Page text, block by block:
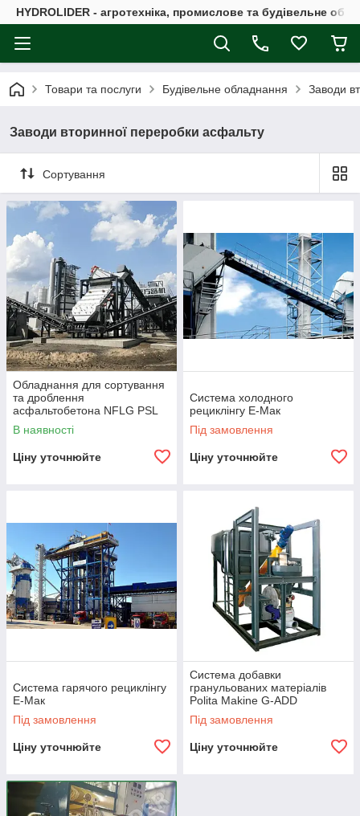
HYDROLIDER - агротехніка, промислове та будівельне
Товари та послуги Будівельне обладнання Заводи
Заводи вторинної переробки асфальту
Сортування
Обладнання для сортування
та дроблення
асфальтобетона NFLG PSL
В наявності
Ціну уточнюйте
Система холодного
рециклінгу Е-Мак
Під замовлення
Ціну уточнюйте
Система гарячого рециклінгу
Е-Мак
Під замовлення
Ціну уточнюйте
Система добавки
гранульованих матеріалів
Polita Makine G-ADD
Під замовлення
Ціну уточнюйте